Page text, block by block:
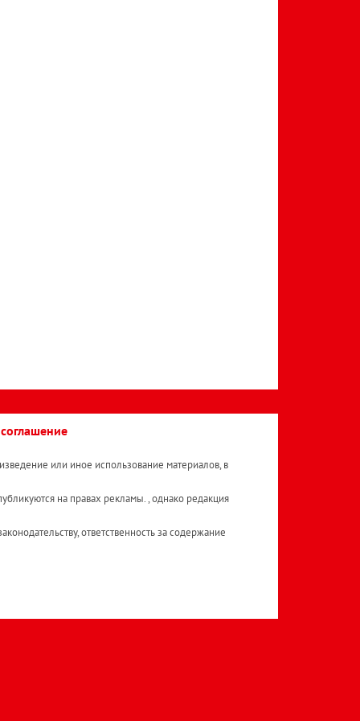
или иное использование материалов, в
на правах рекламы. , однако редакция
ответственность за содержание